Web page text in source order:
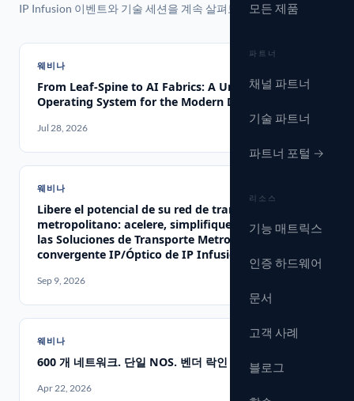
모든 제품
파트너
채널 파트너
기술 파트너
파트너 포털 →
리소스
기능 매트릭스
인증 하드웨어
문서
고객 사례
블로그
IP Infusion 이벤트와 기술 세션을 계속 살펴보세요.
웨비나
From Leaf-Spine to AI Fabrics: A Unified Network
Operating System for the Modern Data Center
Jul 28, 2026
웨비나
Libere el potencial de su red de transporte
metropolitano: acelere, simplifique y ahorre con
las Soluciones de Transporte Metropolitano
convergente IP/Óptico de IP Infusion
Sep 9, 2026
웨비나
600 개 네트워크. 단일 NOS. 벤더 락인 없음
Apr 22, 2026